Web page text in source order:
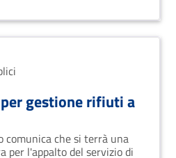
gestione rifiuti a
comunica che si terrà una
per l'appalto del servizio di